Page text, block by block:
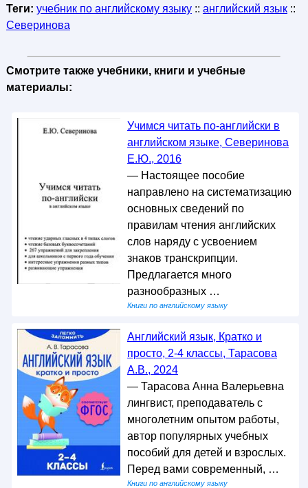
Теги: учебник по английскому языку:: английский язык::
Северинова
Смотрите также учебники, книги и учебные
материалы:
Учимся читать по-английски в
английском языке, Северинова
Е.Ю., 2016
— Настоящее пособие
направлено на систематизацию
основных сведений по
правилам чтения английских
слов наряду с усвоением
знаков транскрипции.
Предлагается много
разнообразных …
Книги по английскому языку
Английский язык, Кратко и
просто, 2-4 классы, Тарасова
А.В., 2024
— Тарасова Анна Валерьевна
лингвист, преподаватель с
многолетним опытом работы,
автор популярных учебных
пособий для детей и взрослых.
Перед вами современный, …
Книги по английскому языку